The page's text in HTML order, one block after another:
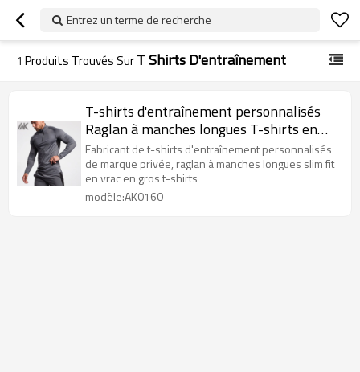
Entrez un terme de recherche
1 Produits Trouvés SurT Shirts D'entraînement
T-shirts d'entraînement personnalisés
Raglan à manches longues T-shirts en
gros pour hommes-Aktik
Fabricant de t-shirts d'entraînement personnalisés
de marque privée, raglan à manches longues slim fit
en vrac en gros t-shirts
modèle:AK0160